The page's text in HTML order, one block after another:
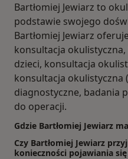
Bartłomiej Jewiarz to
podstawie swojego
Bartłomiej Jewiarz
konsultacja
dzieci, konsultacja
konsultacja okulistyczna
diagnostyczne, badania
do operacji.
Gdzie Bartłomiej Jewiarz
Czy Bartłomiej Jewiarz
konieczności pojawiania